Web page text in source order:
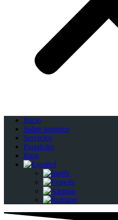
Inicio
Sobre nosotros
Servicios
Portafolio
Blog